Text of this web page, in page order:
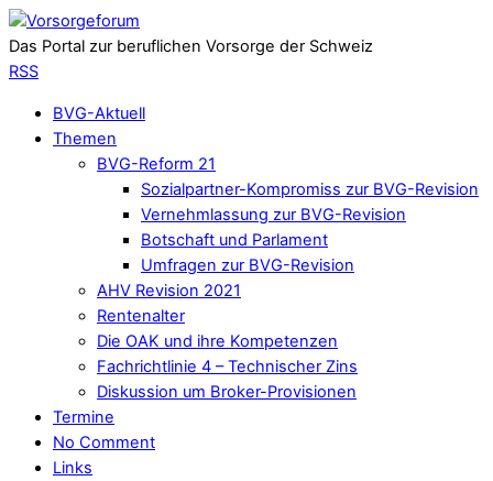
Das Portal zur beruflichen Vorsorge der Schweiz
RSS
BVG-Aktuell
Themen
BVG-Reform 21
Sozialpartner-Kompromiss zur BVG-Revision
Vernehmlassung zur BVG-Revision
Botschaft und Parlament
Umfragen zur BVG-Revision
AHV Revision 2021
Rentenalter
Die OAK und ihre Kompetenzen
Fachrichtlinie 4 – Technischer Zins
Diskussion um Broker-Provisionen
Termine
No Comment
Links